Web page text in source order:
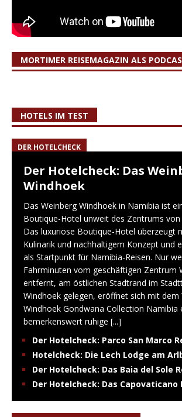
MORTIMER REISEMAGAZIN ALS
HOTELS IM TEST
DER HOTELCHECK
Der Hotelcheck: Das
Windhoek
Das Weinberg Windhoek in Namibia ist
Boutique-Hotel unweit des Zentrums von
Das luxuriöse Boutique-Hotel überzeugt
Kulinarik und nachhaltigem Konzept und
als Startpunkt für Namibia-Reisen. Nur
Fahrminuten vom geschäftigen Zentrum
entfernt, am östlichen Stadtrand im
Windhoek gelegen, eröffnet sich mit dem
Windhoek Gondwana Collection Namibia
bemerkenswert ruhige [...]
Der Hotelcheck: Parco San Marco
Hotelcheck: Die Lech Lodge am
Der Hotelcheck: Das Baia del Sole
Der Hotelcheck: Das Capovaticano